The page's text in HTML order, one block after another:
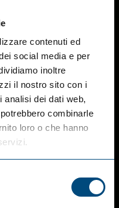
contenuti ed
social media e per
inoltre
il nostro sito con i
analisi dei dati web,
combinarle
loro o che hanno